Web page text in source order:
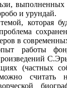
выполненных
и урундай.
которая
в
работы
(частных
можно